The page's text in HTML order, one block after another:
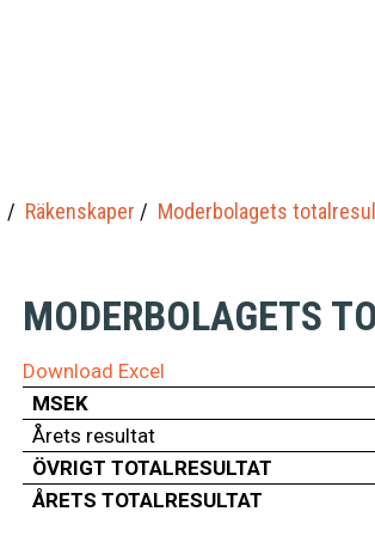
Räkenskaper Moderbolagets
MODERBOLAGETS
Download Excel
MSEK
Årets resultat
ÖVRIGT TOTALRESULTAT
ÅRETS TOTALRESULTAT